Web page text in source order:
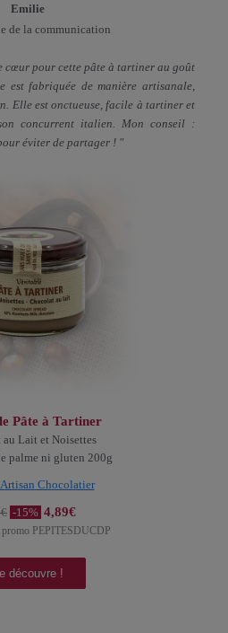
Emilie
de la communication
cœur pour cette pâte à tartiner au goût
est fabriquée de manière artisanale,
Elle est onctueuse, facile à tartiner et
concurrent italien. Mon conseil :
éviter de partager ! "
Pâte à Tartiner
Lait et Noisettes
palme ni gluten 200g
Chocolatier
-15% 4,89€
promo PEPITESDUCDP
découvre !